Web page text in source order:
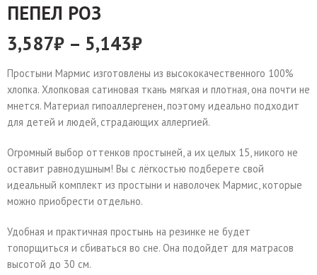
ПЕПЕЛ РОЗ
3,587₽ – 5,143₽
Простыни Мармис изготовлены из высококачественного 100%
хлопка. Хлопковая сатиновая ткань мягкая и плотная, она почти не
мнется. Материал гипоаллергенен, поэтому идеально подходит
для детей и людей, страдающих аллергией.
Огромный выбор оттенков простыней, а их целых 15, никого не
оставит равнодушным! Вы с лёгкостью подберете свой
идеальный комплект из простыни и наволочек Мармис, которые
можно приобрести отдельно.
Удобная и практичная простынь на резинке не будет
топорщиться и сбиваться во сне. Она подойдет для матрасов
высотой до 30 см.